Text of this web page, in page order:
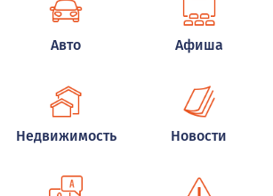
Авто Афиша
Недвижимость Новости